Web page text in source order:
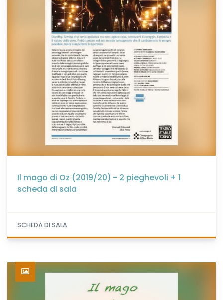
Il mago di Oz (2019/20) - 2 pieghevoli + 1
scheda di sala
SCHEDA DI SALA